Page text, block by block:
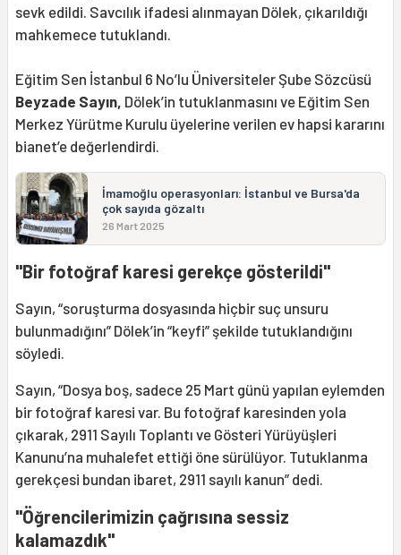
sevk edildi. Savcılık ifadesi alınmayan Dölek, çıkarıldığı
mahkemece tutuklandı.
Eğitim Sen İstanbul 6 No’lu Üniversiteler Şube Sözcüsü
Beyzade Sayın, Dölek’in tutuklanmasını ve Eğitim Sen
Merkez Yürütme Kurulu üyelerine verilen ev hapsi kararını
bianet’e değerlendirdi.
İmamoğlu operasyonları: İstanbul ve Bursa'da
çok sayıda gözaltı
26 Mart 2025
"Bir fotoğraf karesi gerekçe gösterildi"
Sayın, “soruşturma dosyasında hiçbir suç unsuru
bulunmadığını” Dölek’in “keyfi” şekilde tutuklandığını
söyledi.
Sayın, “Dosya boş, sadece 25 Mart günü yapılan eylemden
bir fotoğraf karesi var. Bu fotoğraf karesinden yola
çıkarak, 2911 Sayılı Toplantı ve Gösteri Yürüyüşleri
Kanunu’na muhalefet ettiği öne sürülüyor. Tutuklanma
gerekçesi bundan ibaret, 2911 sayılı kanun” dedi.
"Öğrencilerimizin çağrısına sessiz
kalamazdık"